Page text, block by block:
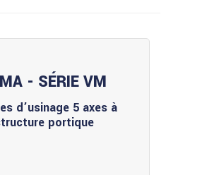
- SÉRIE VM
d’usinage 5 axes à
portique